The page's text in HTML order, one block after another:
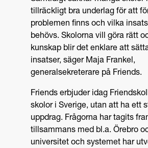
tillräckligt bra underlag för att
problemen finns och vilka
behövs. Skolorna vill göra rätt
kunskap blir det enklare att
insatser, säger Maja Frankel,
generalsekreterare på Friends.
Friends erbjuder idag
skolor i Sverige, utan att ha ett
uppdrag. Frågorna har tagits
tillsammans med bl.a. Örebro
universitet och systemet har